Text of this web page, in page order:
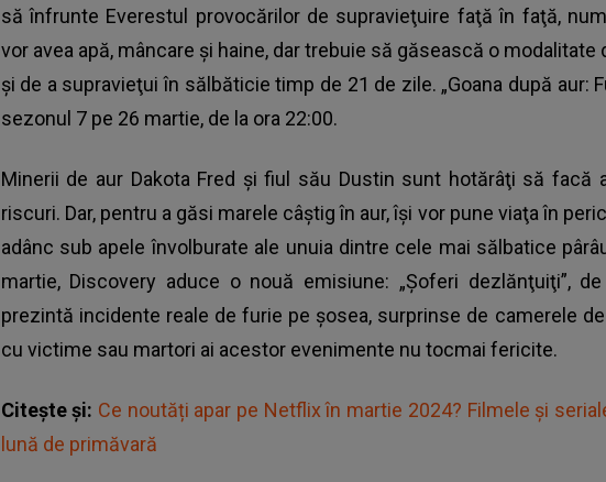
să înfrunte Everestul provocărilor de supravieţuire faţă în faţă,
vor avea apă, mâncare şi haine, dar trebuie să găsească o modalitate
şi de a supravieţui în sălbăticie timp de 21 de zile. „Goana după aur:
sezonul 7 pe 26 martie, de la ora 22:00.
Minerii de aur Dakota Fred şi fiul său Dustin sunt hotărâţi să facă
riscuri. Dar, pentru a găsi marele câştig în aur, îşi vor pune viaţa în
adânc sub apele învolburate ale unuia dintre cele mai sălbatice
martie, Discovery aduce o nouă emisiune: „Şoferi dezlănţuiţi”,
prezintă incidente reale de furie pe şosea, surprinse de camerele
cu victime sau martori ai acestor evenimente nu tocmai fericite.
Citește și: Ce noutăți apar pe Netflix în martie 2024? Filmele și
lună de primăvară